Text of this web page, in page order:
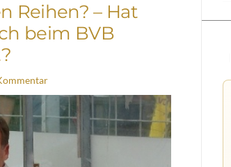
Reihen? – Hat
beim BVB